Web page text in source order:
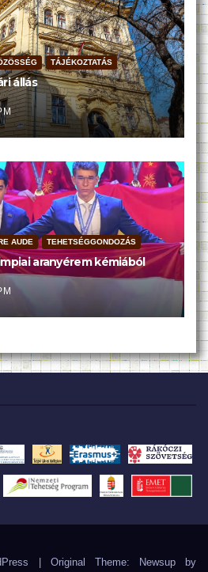
TÁJÉKOZTATÁS
állás
AUDE TEHETSÉGGONDOZÁS
aranyérem kémiából
Original Theme: Newsup by